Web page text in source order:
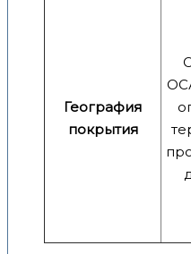
География
покрытия